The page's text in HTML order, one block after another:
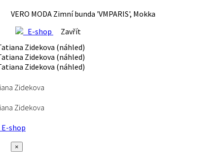
VERO MODA Zimní bunda 'VMPARIS', Mokka
E-shop
Zavřít
Zidekova
Zidekova
shop
×